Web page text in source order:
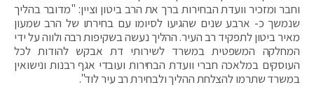
וחבר ומזכיר וועדת הבחירות ברך את הרב ביטון וציין: "מדובר בהליך
שנמשך כ- ארבע שנים שהגיעו לסיומו עם בחירתו של הרב שמעון
מאיר ביטון לתפקיד רב העיר. ההליך נעשה בשקיפות רבה ולווה על ידי
המחלקה המשפטית במשרד לשירותי דת אבקש להודות לכל
העוסקים במלאכה חברי וועדת הבחירות ועובדי אגף רבנות ונישואין
במשרד שתרמו להצלחת ההליך ולבחירת רב עיר לוד".